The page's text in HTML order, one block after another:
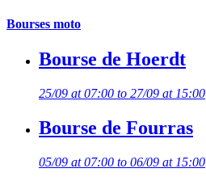
Bourses moto
Bourse de Hoerdt
25/09 at 07:00 to 27/09 at 15:00
Bourse de Fourras
05/09 at 07:00 to 06/09 at 15:00